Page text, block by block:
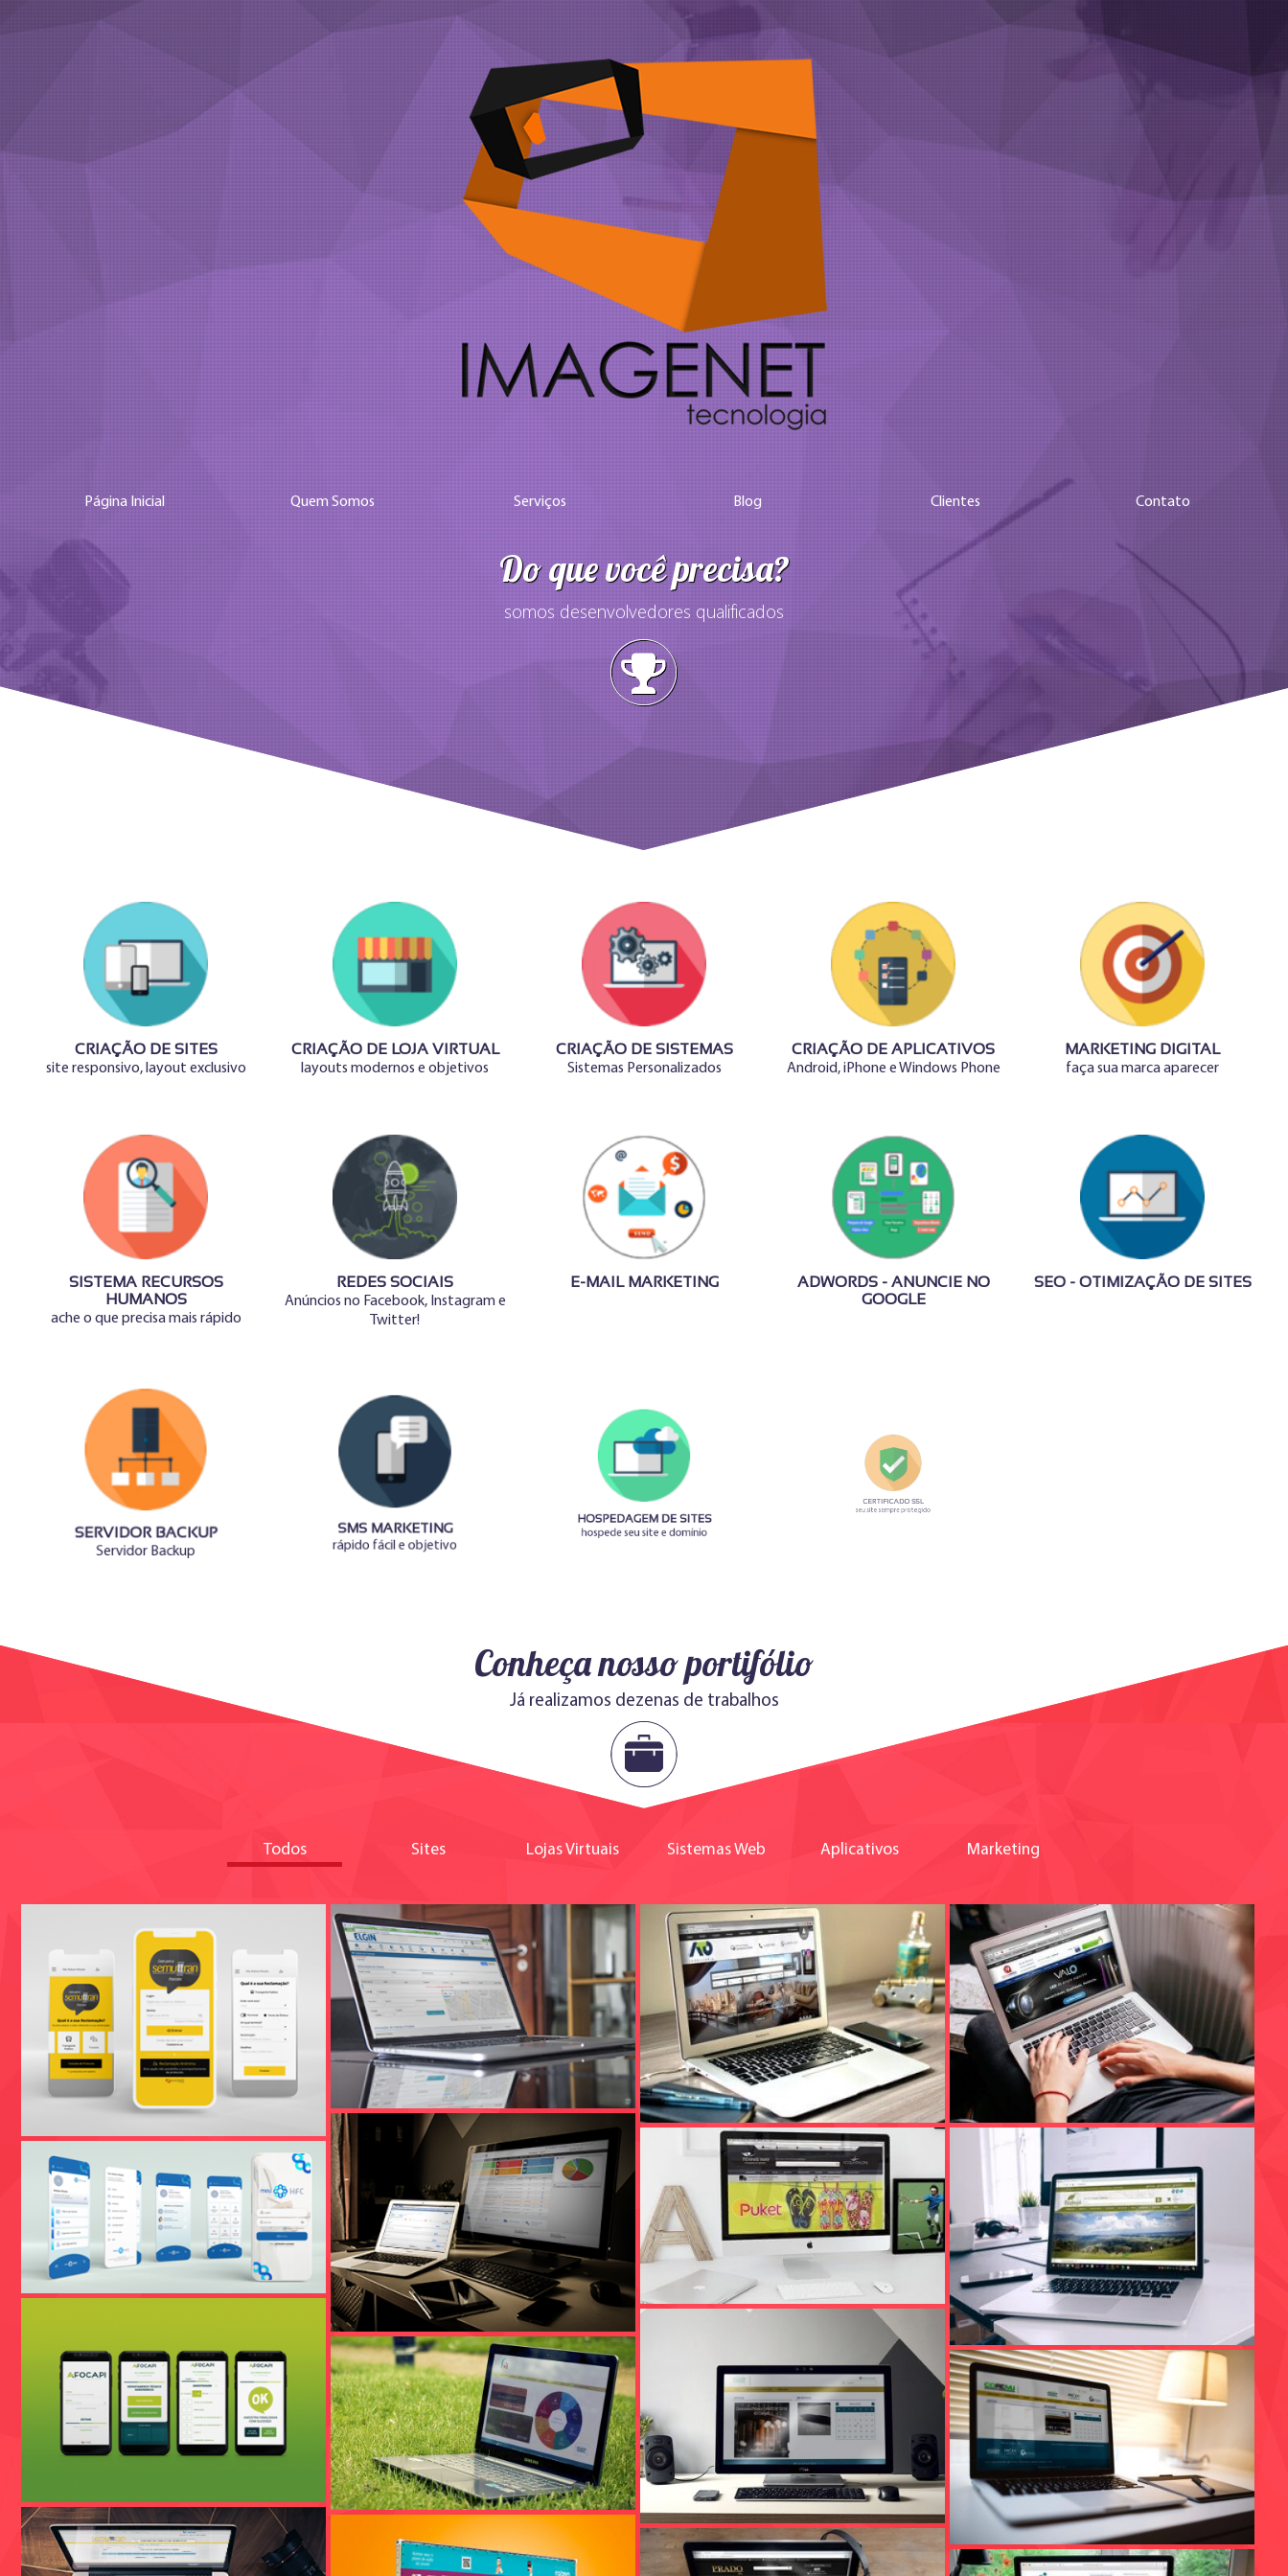
Blog
Página Inicial Quem Somos Serviços Blog Clientes Contato
Do que você precisa?
somos desenvolvedores qualificados
CRIAÇÃO DE SITES
site responsivo, layout exclusivo
CRIAÇÃO DE LOJA VIRTUAL
layouts modernos e objetivos
CRIAÇÃO DE SISTEMAS
Sistemas Personalizados
CRIAÇÃO DE APLICATIVOS
Android, iPhone e Windows Phone
MARKETING DIGITAL
faça sua marca aparecer
SISTEMA RECURSOS
HUMANOS
ache o que precisa mais rápido
REDES SOCIAIS
Anúncios no Facebook, Instagram e
Twitter!
E-MAIL MARKETING
ADWORDS - ANUNCIE NO
GOOGLE
SEO - OTIMIZAÇÃO DE SITES
SERVIDOR BACKUP
Servidor Backup
SMS MARKETING
rápido fácil e objetivo
HOSPEDAGEM DE SITES
Conheça nosso portifólio
Já realizamos dezenas de trabalhos